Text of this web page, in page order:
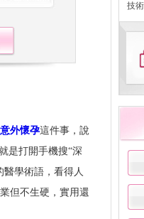
意外懷孕這件事，說
是打開手機搜“深
醫學術語，看得人
但不生硬，實用還
技